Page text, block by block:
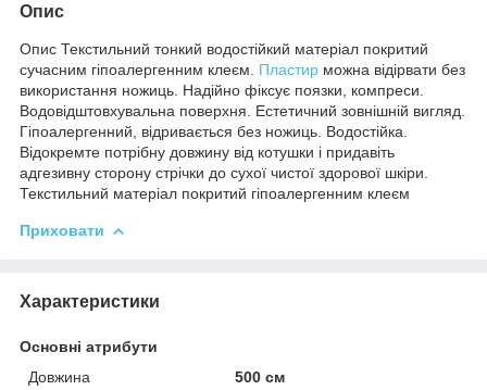
Опис
Опис Текстильний тонкий водостійкий матеріал покритий
сучасним гіпоалергенним клеєм. Пластир можна відірвати без
використання ножиць. Надійно фіксує поязки, компреси.
Водовідштовхувальна поверхня. Естетичний зовнішній вигляд.
Гіпоалергенний, відривається без ножиць. Водостійка.
Відокремте потрібну довжину від котушки і придавіть
адгезивну сторону стрічки до сухої чистої здорової шкіри.
Текстильний матеріал покритий гіпоалергенним клеєм
Приховати
Характеристики
Основні атрибути
Довжина
500 см